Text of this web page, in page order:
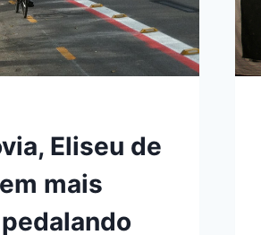
Eliseu de
mais